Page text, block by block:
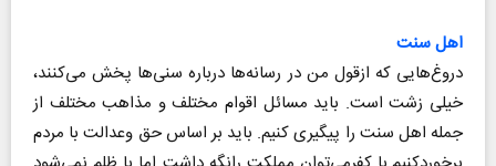
اهل سنت
دروغ‌هایی که ازقول من در رسانه‌ها درباره سنی‌ها پخش می‌کنند،
خیلی زشت است. باید مسائل اقوام مختلف و مذاهب مختلف از
جمله اهل سنت را پیگیری کنیم. باید بر اساس حق وعدالت با مردم